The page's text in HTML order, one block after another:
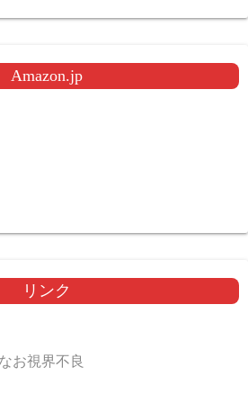
Amazon.jp
リンク
お視界不良